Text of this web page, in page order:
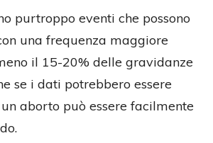
purtroppo eventi che possono
una frequenza maggiore
il 15-20% delle gravidanze
se i dati potrebbero essere
aborto può essere facilmente